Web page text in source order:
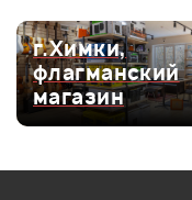
Оценка5
Оценка4
Оценка3
г.Химки,
флагманский
магазин